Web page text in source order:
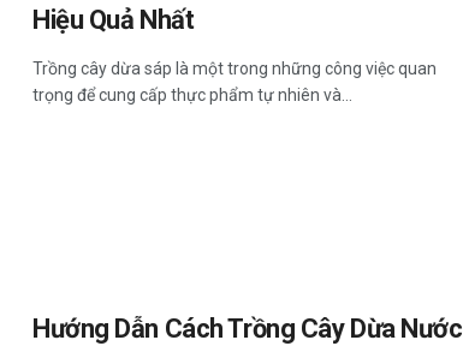
Hiệu Quả Nhất
Trồng cây dừa sáp là một trong những công việc quan
trọng để cung cấp thực phẩm tự nhiên và...
Hướng Dẫn Cách Trồng Cây Dừa Nước